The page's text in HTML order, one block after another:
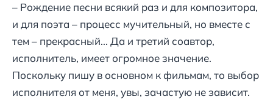
– Рождение песни всякий раз и для композитора,
и для поэта – процесс мучительный, но вместе с
тем – прекрасный... Да и третий соавтор,
исполнитель, имеет огромное значение.
Поскольку пишу в основном к фильмам, то выбор
исполнителя от меня, увы, зачастую не зависит.